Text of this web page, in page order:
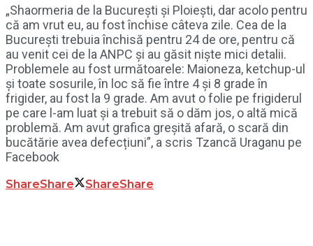
„Shaormeria de la București și Ploiești, dar acolo pentru
că am vrut eu, au fost închise câteva zile. Cea de la
București trebuia închisă pentru 24 de ore, pentru că
au venit cei de la ANPC și au găsit niște mici detalii.
Problemele au fost următoarele: Maioneza, ketchup-ul
și toate sosurile, în loc să fie între 4 și 8 grade în
frigider, au fost la 9 grade. Am avut o folie pe frigiderul
pe care l-am luat și a trebuit să o dăm jos, o altă mică
problemă. Am avut grafica greșită afară, o scară din
bucătărie avea defecțiuni”, a scris Tzancă Uraganu pe
Facebook
ShareShare ShareShare